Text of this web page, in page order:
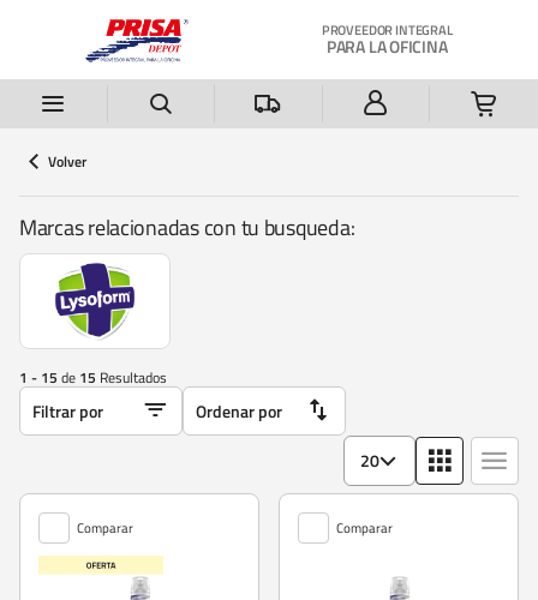
PROVEEDOR INTEGRAL
PARA LA OFICINA
Volver
Marcas relacionadas con tu busqueda:
1 - 15 de 15 Resultados
20
Comparar Comparar